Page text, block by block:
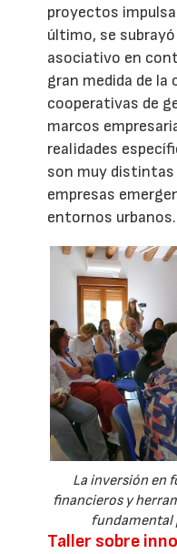
proyectos
último, se
asociativo en
gran medida de la
cooperativas de
marcos
realidades
son muy distintas
empresas
entornos urbanos.
La inversión en
financieros y
fundamental
Taller sobre